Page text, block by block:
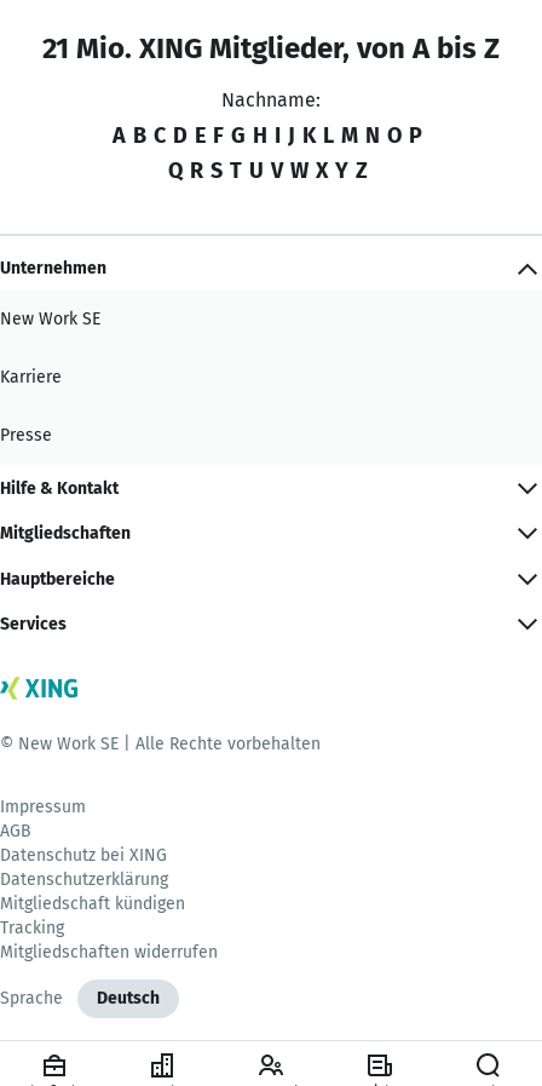
21 Mio. XING Mitglieder, von A bis Z
Nachname:
A B C D E F G H I J K L M N O P
Q R S T U V W X Y Z
Unternehmen
New Work SE
Karriere
Presse
Hilfe & Kontakt
Mitgliedschaften
Hauptbereiche
Services
© New Work SE | Alle Rechte vorbehalten
Impressum
AGB
Datenschutz bei XING
Datenschutzerklärung
Mitgliedschaft kündigen
Tracking
Mitgliedschaften widerrufen
Sprache Deutsch